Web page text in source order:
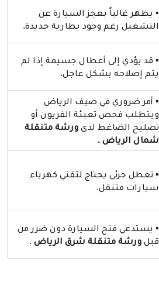
▪️ يظهر غالباً بعجز السيارة عن
التشغيل رغم وجود بطارية جديدة.
▪️ قد يؤدي إلى أعطال جسيمة إذا لم
يتم إصلاحه بشكل عاجل.
▪️ أمر ضروري في صيف الرياض
ويتطلب فحص تعبئة الفريون أو
تصليح الضاغط لدىورشة متنقلة
شمال الرياض .
▪️ تعطل جزئي يحتاج لتقني كهرباء
سيارات متنقل.
▪️ يستدعي فتح السيارة دون ضرر من
قبلورشة متنقلة شرق الرياض .